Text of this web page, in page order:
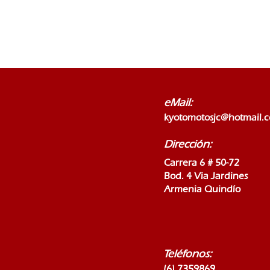
eMail:
Dirección:
Carrera 6 # 50-72
Bod. 4 Via Jardines
Armenia Quindío
Teléfonos: